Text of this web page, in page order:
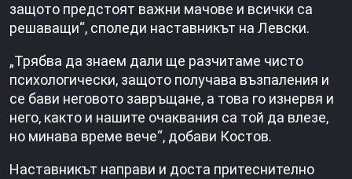
защото предстоят важни мачове и всички са
решаващи“, споледи наставникът на Левски.
„Трябва да знаем дали ще разчитаме чисто
психологически, защото получава възпаления и
се бави неговото завръщане, а това го изнервя и
него, както и нашите очаквания са той да влезе,
но минава време вече“, добави Костов.
Наставникът направи и доста притеснително